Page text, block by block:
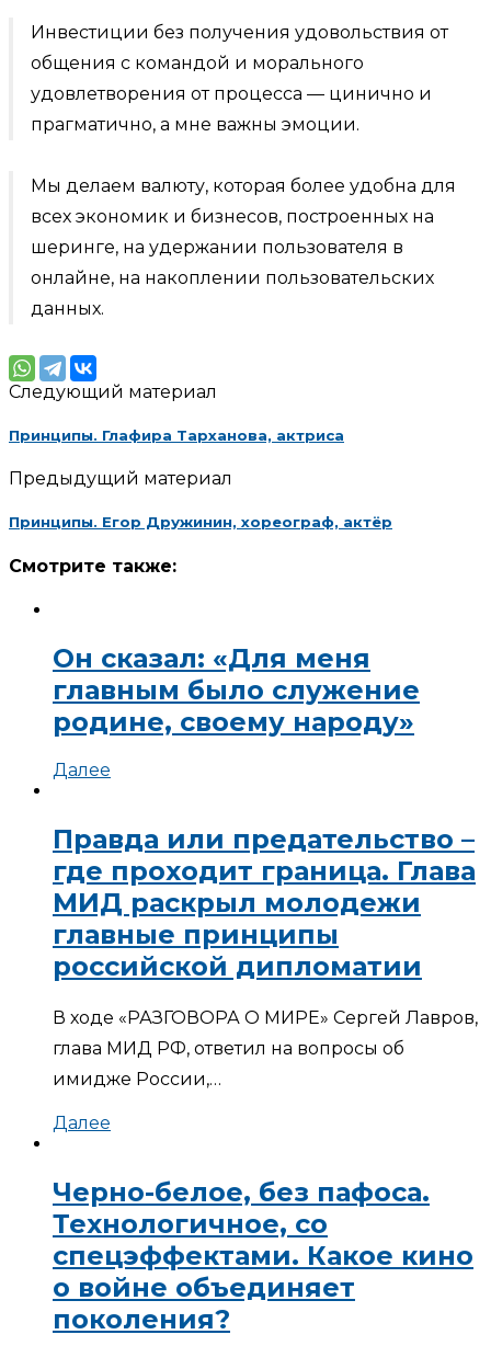
Инвестиции без получения удовольствия от
общения с командой и морального
удовлетворения от процесса — цинично и
прагматично, а мне важны эмоции.
Мы делаем валюту, которая более удобна для
всех экономик и бизнесов, построенных на
шеринге, на удержании пользователя в
онлайне, на накоплении пользовательских
данных.
Следующий материал
Принципы. Глафира Тарханова, актриса
Предыдущий материал
Принципы. Егор Дружинин, хореограф, актёр
Смотрите также:
Он сказал: «Для меня
главным было служение
родине, своему народу»
Далее
Правда или предательство –
где проходит граница. Глава
МИД раскрыл молодежи
главные принципы
российской дипломатии
В ходе «РАЗГОВОРА О МИРЕ» Сергей Лавров,
глава МИД РФ, ответил на вопросы об
имидже России,…
Далее
Черно-белое, без пафоса.
Технологичное, со
спецэффектами. Какое кино
о войне объединяет
поколения?